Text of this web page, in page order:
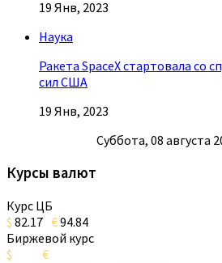
19 Янв, 2023
Наука
Ракета SpaceX стартовала со
сил США
19 Янв, 2023
Суббота, 08 августа
Курсы валют
Курс ЦБ
$ 82.17 €94.84
Биржевой курс
$
€